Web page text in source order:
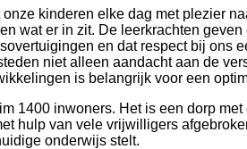
kinderen elke dag met plezier
wat er in zit. De leerkrachten
en dat respect bij ons
niet alleen aandacht aan de
is belangrijk voor een
1400 inwoners. Het is een dorp
hulp van vele vrijwilligers
onderwijs stelt.